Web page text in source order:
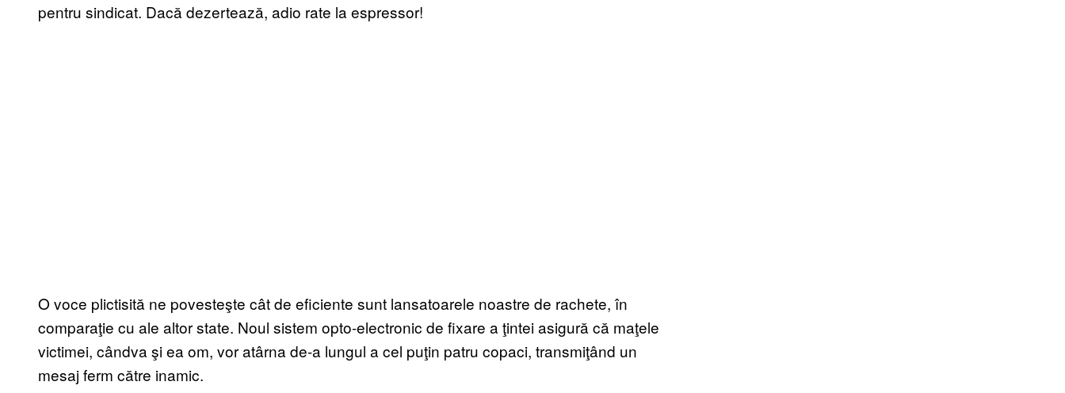
pentru sindicat. Dacă dezertează, adio rate la espressor!
O voce plictisită ne povesteşte cât de eficiente sunt lansatoarele noastre de rachete, în
comparaţie cu ale altor state. Noul sistem opto-electronic de fixare a ţintei asigură că maţele
victimei, cândva şi ea om, vor atârna de-a lungul a cel puţin patru copaci, transmiţând un
mesaj ferm către inamic.